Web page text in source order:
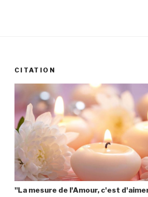
CITATION
"La mesure de l'Amour, c'est